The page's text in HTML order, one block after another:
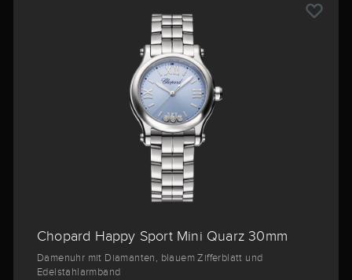
Chopard Happy Sport Mini Quarz 30mm
Damenuhr mit Diamanten, blauem Zifferblatt und
Edelstahlarmband